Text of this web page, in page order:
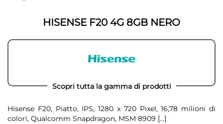
HISENSE F20 4G 8GB NERO
Scopri tutta la gamma di prodotti
Hisense F20, Piatto, IPS, 1280 x 720 Pixel, 16,78 milioni di
colori, Qualcomm Snapdragon, MSM 8909 [...]